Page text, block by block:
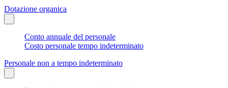
Dotazione organica
Conto annuale del personale
Costo personale tempo indeterminato
Personale non a tempo indeterminato